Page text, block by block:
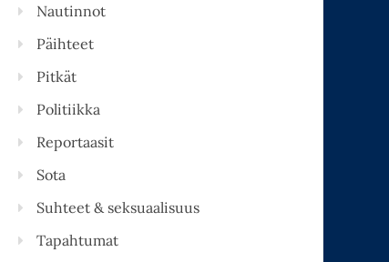
Nautinnot
Päihteet
Pitkät
Politiikka
Reportaasit
Sota
Suhteet & seksuaalisuus
Tapahtumat